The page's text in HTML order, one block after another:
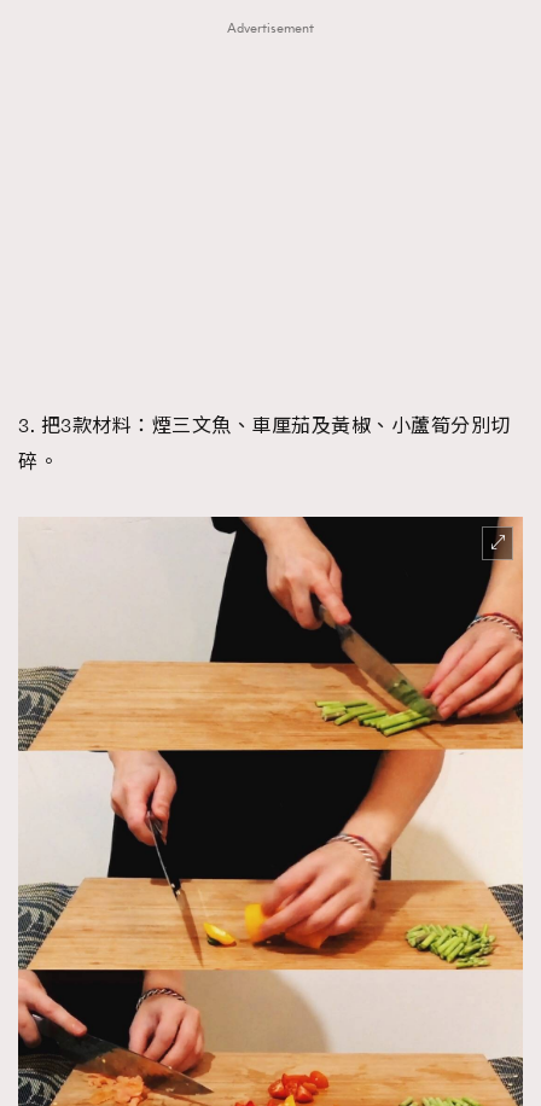
Advertisement
3. 把3款材料：煙三文魚、車厘茄及黃椒、小蘆筍分別切
碎。